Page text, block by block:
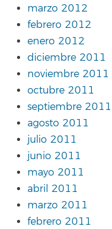
marzo 2012
febrero 2012
enero 2012
diciembre 2011
noviembre 2011
octubre 2011
septiembre 2011
agosto 2011
julio 2011
junio 2011
mayo 2011
abril 2011
marzo 2011
febrero 2011